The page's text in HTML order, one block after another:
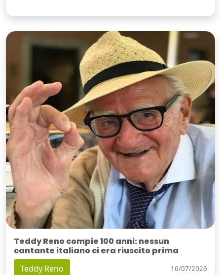
Teddy Reno compie 100 anni: nessun
cantante italiano ci era riuscito prima
Teddy Reno 16/07/2026